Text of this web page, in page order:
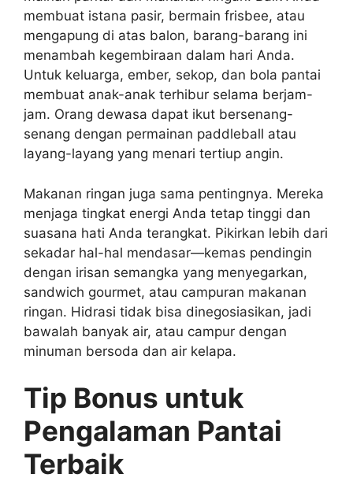
membuat istana pasir, bermain frisbee, atau
mengapung di atas balon, barang-barang ini
menambah kegembiraan dalam hari Anda.
Untuk keluarga, ember, sekop, dan bola pantai
membuat anak-anak terhibur selama berjam-
jam. Orang dewasa dapat ikut bersenang-
senang dengan permainan paddleball atau
layang-layang yang menari tertiup angin.
Makanan ringan juga sama pentingnya. Mereka
menjaga tingkat energi Anda tetap tinggi dan
suasana hati Anda terangkat. Pikirkan lebih dari
sekadar hal-hal mendasar—kemas pendingin
dengan irisan semangka yang menyegarkan,
sandwich gourmet, atau campuran makanan
ringan. Hidrasi tidak bisa dinegosiasikan, jadi
bawalah banyak air, atau campur dengan
minuman bersoda dan air kelapa.
Tip Bonus untuk
Pengalaman Pantai
Terbaik